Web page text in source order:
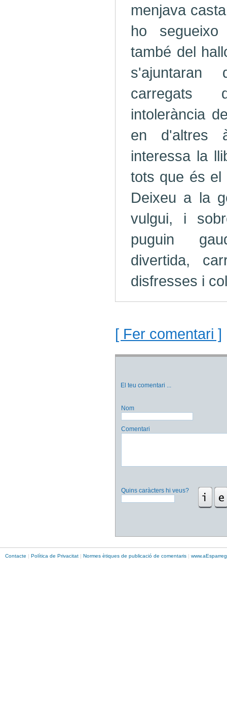
menjava
ho
també del
s'ajuntaran
carregats
intolerància
en d'altres
interessa la
tots que és el
Deixeu a la
vulgui, i
puguin
divertida,
disfresses i
[ Fer comentari ]
El teu comentari ...
Nom
Comentari
Quins caràcters hi veus?
Contacte | Política de Privacitat | Normes ètiques de publicació de comentaris | www.